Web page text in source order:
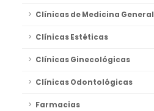
Clínicas de Medicina General
Clínicas Estéticas
Clínicas Ginecológicas
Clínicas Odontológicas
Farmacias